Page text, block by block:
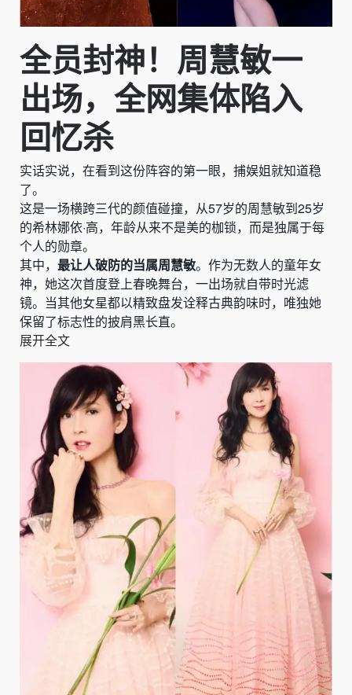
全员封神！周慧敏一
出场，全网集体陷入
回忆杀
实话实说，在看到这份阵容的第一眼，捕娱姐就知道稳
了。
这是一场横跨三代的颜值碰撞，从57岁的周慧敏到25岁
的希林娜依·高，年龄从来不是美的枷锁，而是独属于每
个人的勋章。
其中， 最让人破防的当属周慧敏。作为无数人的童年女
神，她这次首度登上春晚舞台，一出场就自带时光滤
镜。当其他女星都以精致盘发诠释古典韵味时，唯独她
保留了标志性的披肩黑长直。
展开全文